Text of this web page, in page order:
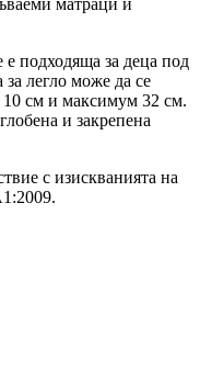
подходяща за деца под
легло може да се
см и максимум 32 см.
и закрепена
с изискванията на